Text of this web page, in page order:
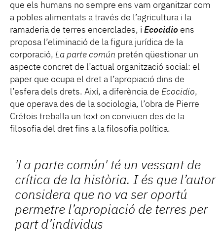
que els humans no sempre ens vam organitzar com
a pobles alimentats a través de l’agricultura i la
ramaderia de terres encerclades, i Ecocidio ens
proposa l’eliminació de la figura jurídica de la
corporació, La parte común pretén qüestionar un
aspecte concret de l’actual organització social: el
paper que ocupa el dret a l’apropiació dins de
l’esfera dels drets. Així, a diferència de Ecocidio,
que operava des de la sociologia, l’obra de Pierre
Crétois treballa un text on conviuen des de la
filosofia del dret fins a la filosofia política.
'La parte común' té un vessant de
crítica de la història. I és que l’autor
considera que no va ser oportú
permetre l’apropiació de terres per
part d’individus